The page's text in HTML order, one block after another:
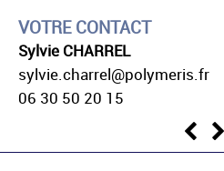
VOTRE CONTACT
Sylvie CHARREL
sylvie.charrel@polymeris.fr
06 30 50 20 15